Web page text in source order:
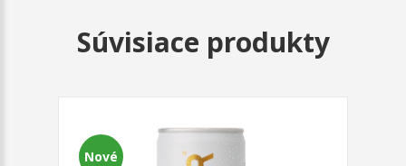
Súvisiace produkty
Nové